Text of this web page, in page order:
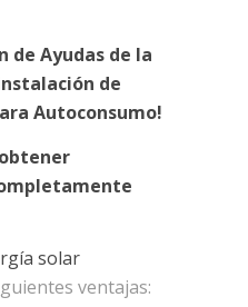
de Ayudas de la
de
Autoconsumo!
obtener
solar
ventajas: